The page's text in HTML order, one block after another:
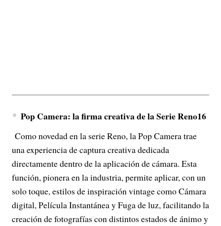
Pop Camera: la firma creativa de la Serie Reno16
Como novedad en la serie Reno, la Pop Camera trae
una experiencia de captura creativa dedicada
directamente dentro de la aplicación de cámara. Esta
función, pionera en la industria, permite aplicar, con un
solo toque, estilos de inspiración vintage como Cámara
digital, Película Instantánea y Fuga de luz, facilitando la
creación de fotografías con distintos estados de ánimo y